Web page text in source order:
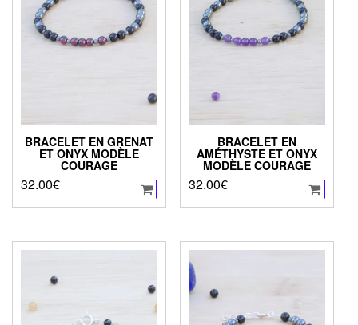
BRACELET EN GRENAT
ET ONYX MODÈLE
COURAGE
32.00€
BRACELET EN
AMÉTHYSTE ET ONYX
MODÈLE COURAGE
32.00€